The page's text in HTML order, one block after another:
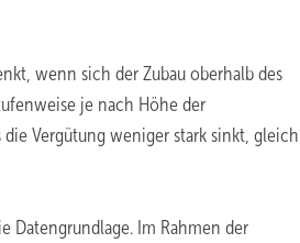
wenn sich der Zubau oberhalb des
je nach Höhe der
Vergütung weniger stark sinkt, gleich
Datengrundlage. Im Rahmen der